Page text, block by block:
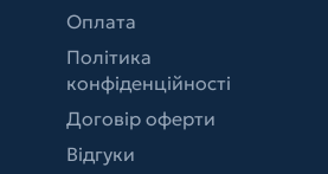
Оплата
Політика
конфіденційності
Договір оферти
Відгуки